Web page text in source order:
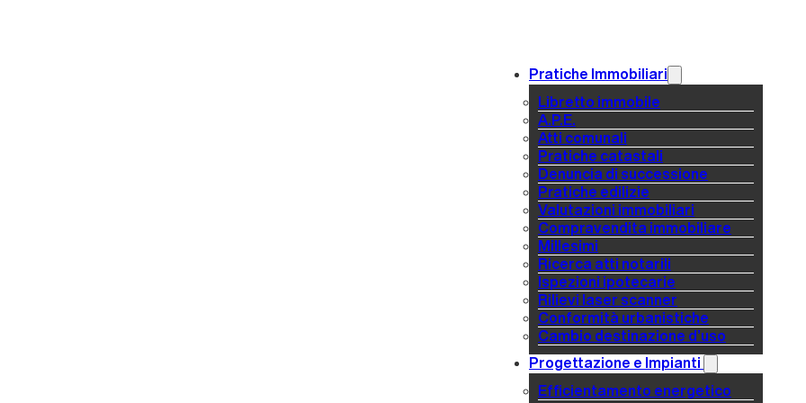
Pratiche Immobiliari
Libretto immobile
A.P.E.
Atti comunali
Pratiche catastali
Denuncia di successione
Pratiche edilizie
Valutazioni immobiliari
Compravendita immobiliare
Millesimi
Ricerca atti notarili
Ispezioni ipotecarie
Rilievi laser scanner
Conformità urbanistiche
Cambio destinazione d’uso
Progettazione e Impianti
Efficientamento energetico